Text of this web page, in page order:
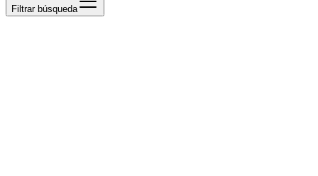
Filtrar búsqueda